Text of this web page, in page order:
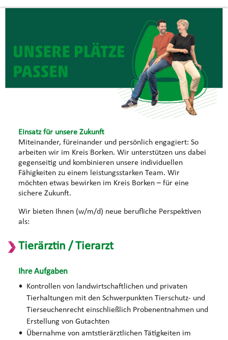
Einsatz für unsere Zukunft
Miteinander, füreinander und persönlich engagiert: So
arbeiten wir im Kreis Borken. Wir unterstützen uns dabei
gegenseitig und kombinieren unsere individuellen
Fähigkeiten zu einem leistungsstarken Team. Wir
möchten etwas bewirken im Kreis Borken – für eine
sichere Zukunft.
Wir bieten Ihnen (w/m/d) neue berufliche Perspektiven
als:
Tierärztin / Tierarzt
Ihre Aufgaben
Kontrollen von landwirtschaftlichen und privaten
Tierhaltungen mit den Schwerpunkten Tierschutz- und
Tierseuchenrecht einschließlich Probenentnahmen und
Erstellung von Gutachten
Übernahme von amtstierärztlichen Tätigkeiten im